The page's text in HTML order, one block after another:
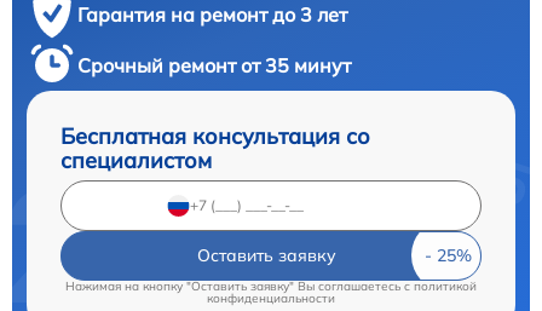
Гарантия на ремонт до 3 лет
Срочный ремонт от 35 минут
Бесплатная консультация со
специалистом
Оставить заявку
Нажимая на кнопку "Оставить заявку" Вы соглашаетесь cполитикой
конфиденциальности